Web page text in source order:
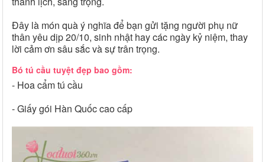
Đây là món quà ý nghĩa để bạn gửi tặng người phụ nữ
thân yêu dịp 20/10, sinh nhật hay các ngày kỷ niệm, thay
lời cảm ơn sâu sắc và sự trân trọng.
Bó tú cầu tuyệt đẹp bao gồm:
- Hoa cẩm tú cầu
- Giấy gói Hàn Quốc cao cấp